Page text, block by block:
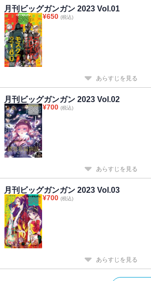
月刊ビッグガンガン 2023 Vol.01
¥650 (税込)
あらすじを見る
月刊ビッグガンガン 2023 Vol.02
¥700 (税込)
あらすじを見る
月刊ビッグガンガン 2023 Vol.03
¥700 (税込)
あらすじを見る